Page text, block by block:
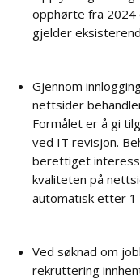
opphørte fra 2024
gjelder
Gjennom
nettsider
Formålet er å gi
ved IT revisjon.
berettiget
kvaliteten på
automatisk etter 1
Ved søknad om
rekruttering